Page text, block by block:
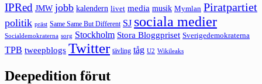
IPRed JMW jobb kalendern livet media musik Mymlan Piratpartiet
politik präst Same Same But Different SJ sociala medier
Socialdemokraterna sorg Stockholm Stora Bloggpriset Sverigedemokraterna
TPB tweepblogs Twitter tävling tåg U2 Wikileaks
Deepedition förut